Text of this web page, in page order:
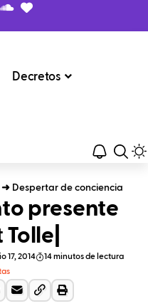
Decretos
➜ Despertar de conciencia
presente
Tolle|
17, 2014
14 minutos de lectura